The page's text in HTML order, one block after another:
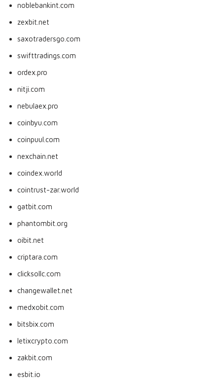
noblebankint.com
zexbit.net
saxotradersgo.com
swifttradings.com
ordex.pro
nitji.com
nebulaex.pro
coinbyu.com
coinpuul.com
nexchain.net
coindex.world
cointrust-zar.world
gatbit.com
phantombit.org
oibit.net
criptara.com
clicksollc.com
changewallet.net
medxobit.com
bitsbix.com
letixcrypto.com
zakbit.com
esbit.io